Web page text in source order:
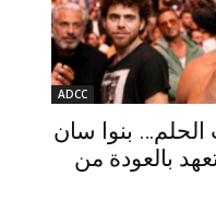
ADCC
بنوا سان
بالعودة من